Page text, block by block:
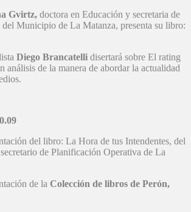
Gvirtz, doctora en Educación y secretaria de
Municipio de La Matanza, presenta su libro:
Diego Brancatelli disertará sobre El rating
análisis de la manera de abordar la actualidad
del libro: La Hora de tus Intendentes, del
de Planificación Operativa de La
de la Colección de libros de Perón,